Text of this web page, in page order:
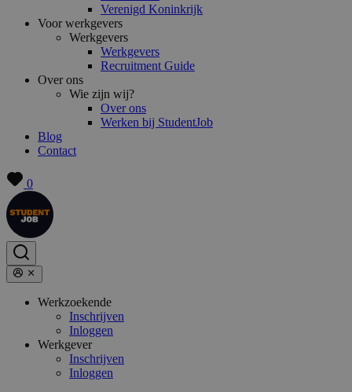
Verenigd Koninkrijk
Voor werkgevers
Werkgevers
Werkgevers
Recruitment Guide
Over ons
Wie zijn wij?
Over ons
Werken bij StudentJob
Blog
Contact
0
Werkzoekende
Inschrijven
Inloggen
Werkgever
Inschrijven
Inloggen